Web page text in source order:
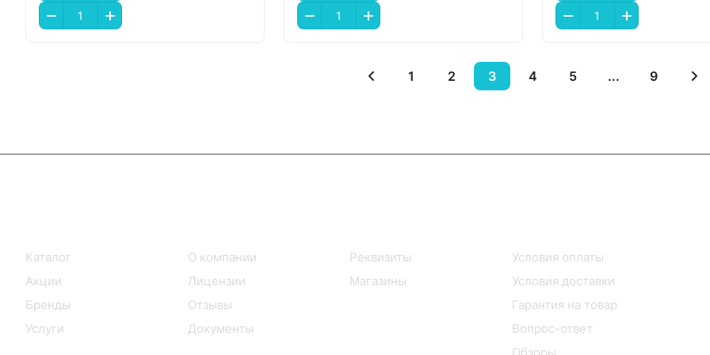
1 2 3 4 5 ... 9
Каталог
Акции
Бренды
Услуги
О компании
Лицензии
Отзывы
Документы
Реквизиты
Магазины
Условия оплаты
Условия доставки
Гарантия на товар
Вопрос-ответ